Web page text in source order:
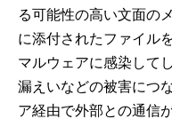
る可能性の高い文面の
に添付されたファイル
マルウェアに感染して
漏えいなどの被害につ
ア経由で外部との通信